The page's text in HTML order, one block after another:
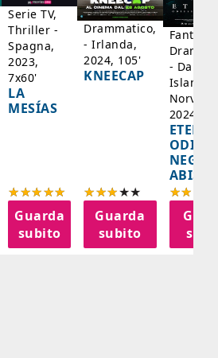
Serie TV,
Thriller -
Spagna,
2023,
7x60'
LA
MESÍAS
Guarda
subito
Drammatico,
- Irlanda,
2024, 105'
KNEECAP
Guarda
subito
-
Islanda,
2024,
NEGLI
ABISSI